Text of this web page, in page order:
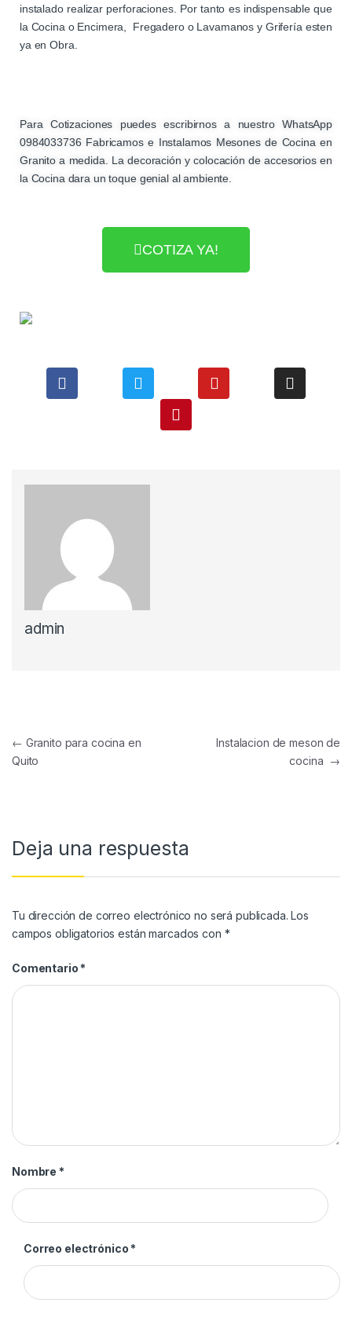
instalado realizar perforaciones. Por tanto es indispensable que
la Cocina o Encimera, Fregadero o Lavamanos y Grifería esten
ya en Obra.
Para Cotizaciones puedes escribirnos a nuestro WhatsApp
0984033736 Fabricamos e Instalamos Mesones de Cocina en
Granito a medida. La decoración y colocación de accesorios en
la Cocina dara un toque genial al ambiente.
COTIZA YA!
admin
← Granito para cocina en
Quito
Instalacion de meson de
cocina →
Deja una respuesta
Tu dirección de correo electrónico no será publicada. Los
campos obligatorios están marcados con *
Comentario *
Nombre *
Correo electrónico *